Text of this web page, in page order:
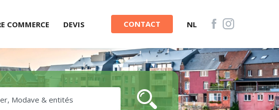
COMMERCE DEVIS CONTACT NL